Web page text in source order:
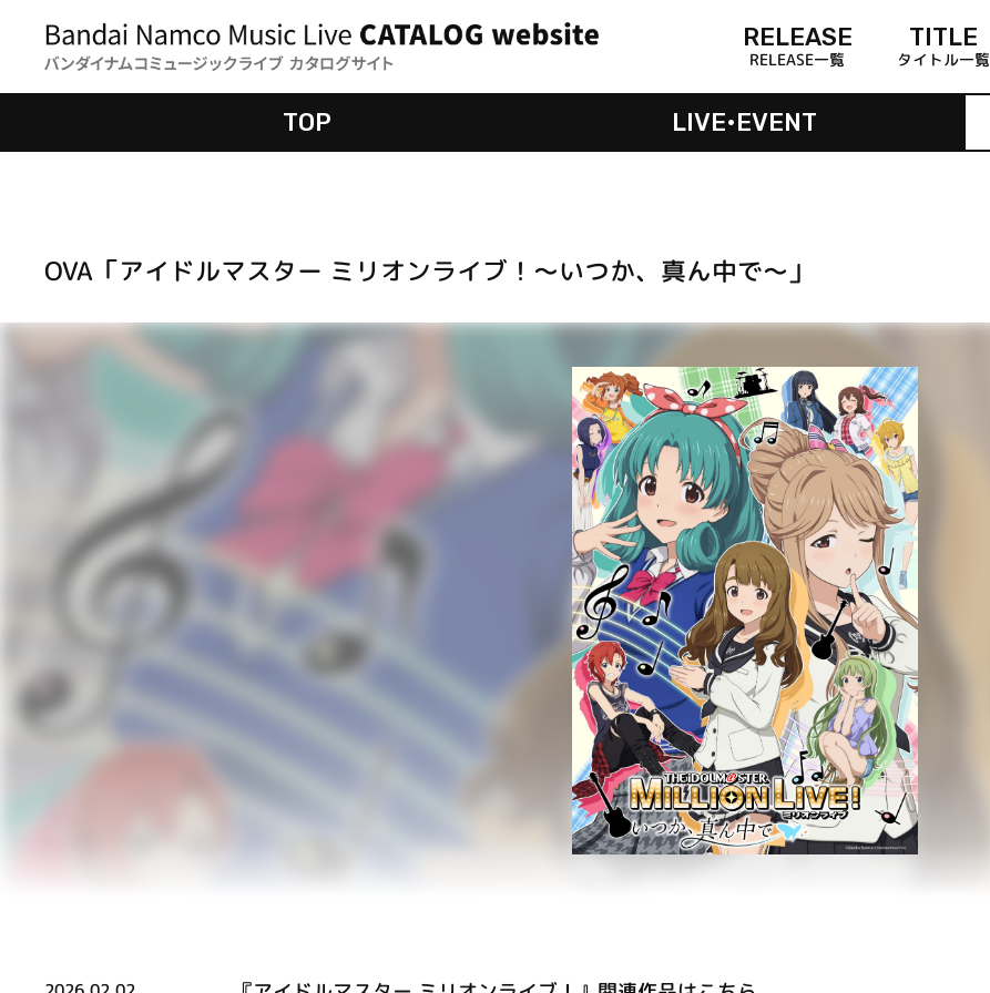
RELEASE
RELEASE一覧
TITLE
タイトル一覧
TOP LIVE•EVENT
OVA「アイドルマスター ミリオンライブ！～いつか、真ん中で～」